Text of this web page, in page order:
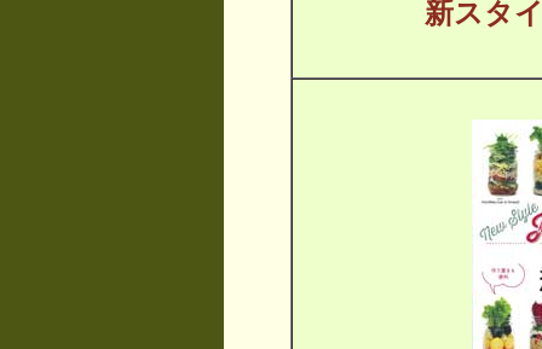
新スタ